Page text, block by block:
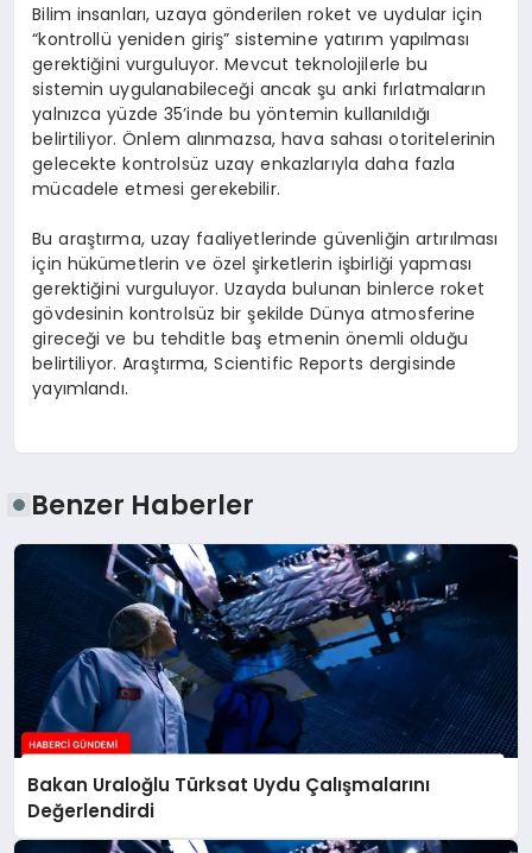
Bilim insanları, uzaya gönderilen roket ve uydular için
“kontrollü yeniden giriş” sistemine yatırım yapılması
gerektiğini vurguluyor. Mevcut teknolojilerle bu
sistemin uygulanabileceği ancak şu anki fırlatmaların
yalnızca yüzde 35’inde bu yöntemin kullanıldığı
belirtiliyor. Önlem alınmazsa, hava sahası otoritelerinin
gelecekte kontrolsüz uzay enkazlarıyla daha fazla
mücadele etmesi gerekebilir.
Bu araştırma, uzay faaliyetlerinde güvenliğin artırılması
için hükümetlerin ve özel şirketlerin işbirliği yapması
gerektiğini vurguluyor. Uzayda bulunan binlerce roket
gövdesinin kontrolsüz bir şekilde Dünya atmosferine
gireceği ve bu tehditle baş etmenin önemli olduğu
belirtiliyor. Araştırma, Scientific Reports dergisinde
yayımlandı.
Benzer Haberler
Bakan Uraloğlu Türksat Uydu Çalışmalarını
Değerlendirdi